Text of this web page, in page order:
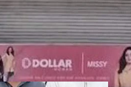
एटी पैलेस में भगवान जगन्नाथ की